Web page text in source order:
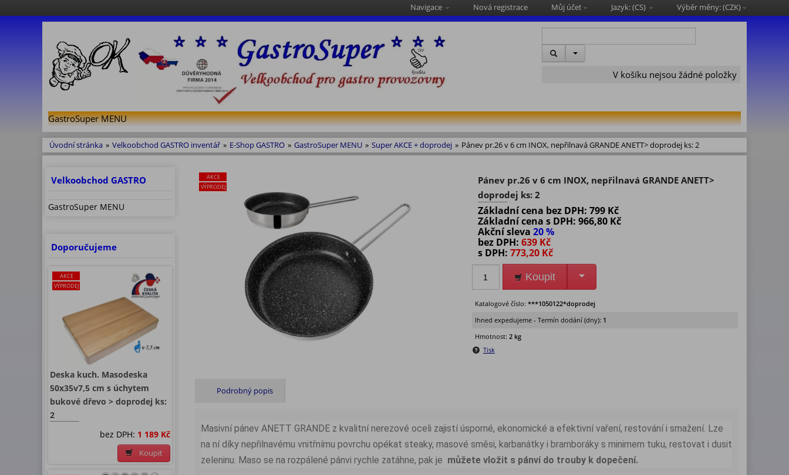
Navigace Nová registrace Můj účet Jazyk: (CS) Výběr měny: (CZK)
V košíku nejsou žádné položky
GastroSuper MENU
Úvodní stránka » Velkoobchod GASTRO inventář » E-Shop GASTRO » GastroSuper MENU » Super AKCE + doprodej » Pánev pr.26 v 6 cm INOX, nepřilnavá GRANDE ANETT> doprodej ks: 2
Velkoobchod GASTRO
GastroSuper MENU
Doporučujeme
AKCE
VÝPRODEJ
Deska kuch. Masodeska
50x35v7,5 cm s úchytem
bukové dřevo > doprodej ks:
2
bez DPH: 1 189 Kč
Koupit
AKCE
VÝPRODEJ
Pánev pr.26 v 6 cm INOX, nepřilnavá GRANDE ANETT>
doprodej ks: 2
Základní cena bez DPH: 799 Kč
Základní cena s DPH: 966,80 Kč
Akční sleva 20 %
bez DPH: 639 Kč
s DPH: 773,20 Kč
Koupit
Katalogové číslo: ***1050122*doprodej
Ihned expedujeme - Termín dodání (dny): 1
Hmotnost: 2 kg
Tisk
Podrobný popis
Masivní pánev ANETT GRANDE z kvalitní nerezové oceli zajistí úsporné, ekonomické a efektivní vaření, restování i smažení. Lze
na ní díky nepřilnavému vnitřnímu povrchu opékat steaky, masové směsi, karbanátky i bramboráky s minimem tuku, restovat i dusit
zeleninu. Maso se na rozpálené pánvi rychle zatáhne, pak je můžete vložit s pánví do trouby k dopečení.